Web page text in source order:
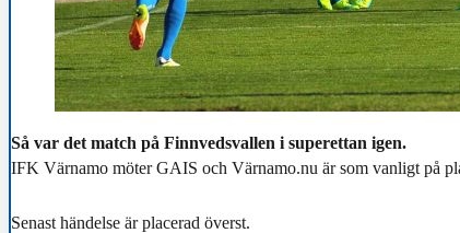
Så var det match på Finnvedsvallen i superettan igen.
IFK Värnamo möter GAIS och Värnamo.nu är som vanligt på
Senast händelse är placerad överst.